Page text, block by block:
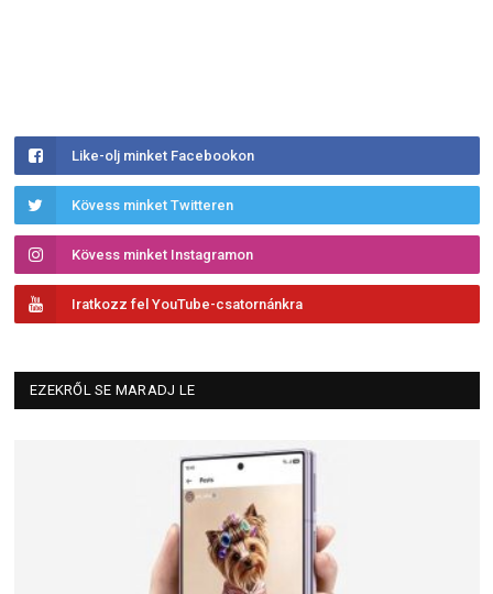
Like-olj minket Facebookon
Kövess minket Twitteren
Kövess minket Instagramon
Iratkozz fel YouTube-csatornánkra
EZEKRŐL SE MARADJ LE